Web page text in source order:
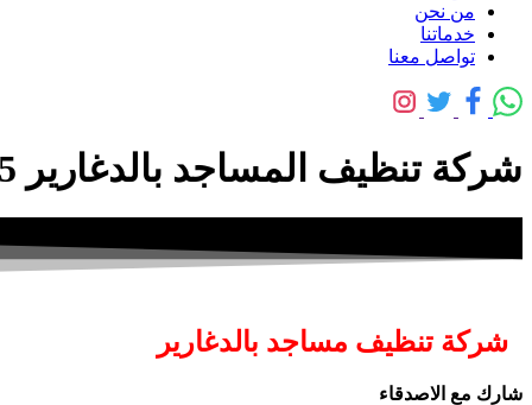
من نحن
خدماتنا
تواصل معنا
شركة تنظيف المساجد بالدغارير 0559641775 مع التلميع
شركة تنظيف مساجد بالدغارير
شارك مع الاصدقاء